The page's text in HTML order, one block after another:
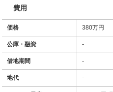
費用
価格 380万円
公庫・融資 -
借地期間 -
地代 -